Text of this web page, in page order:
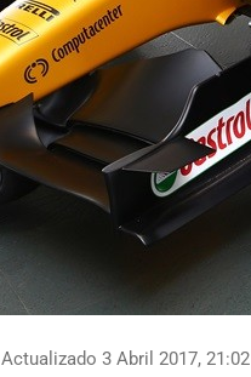
Actualizado 3 Abril 2017, 21:02